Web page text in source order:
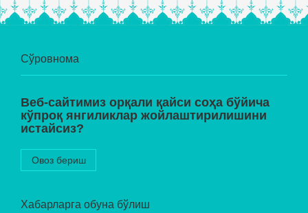
Сўровнома
Веб-сайтимиз орқали қайси соҳа бўйича
кўпроқ янгиликлар жойлаштирилишини
истайсиз?
Овоз бериш
Хабарларга обуна бўлиш